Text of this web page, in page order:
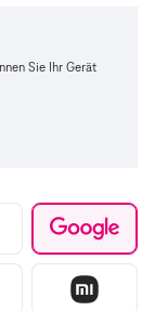
Sie Ihr Gerät